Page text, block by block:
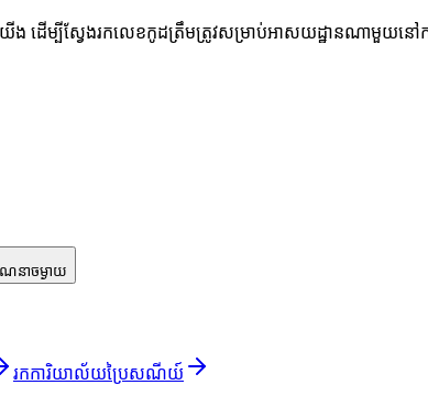
ង ដើម្បីស្វែងរកលេខកូដត្រឹមត្រូវសម្រាប់អាសយដ្ឋានណាមួយនៅក
នាចម្ងាយ
រកការិយាល័យប្រៃសណីយ៍